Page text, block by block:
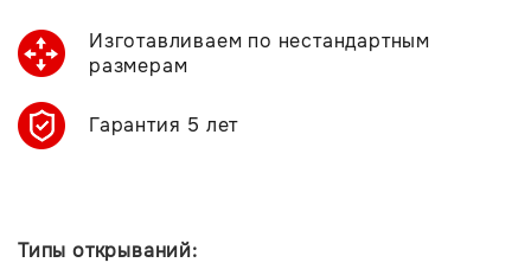
Изготавливаем по нестандартным
размерам
Гарантия 5 лет
Типы открываний: